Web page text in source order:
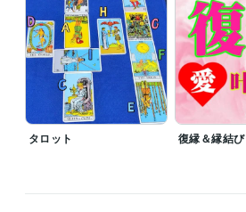
タロット 復縁＆縁結び